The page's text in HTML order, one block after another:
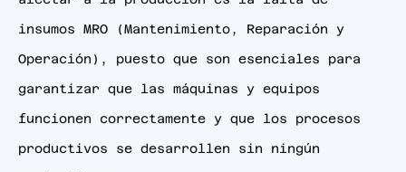
insumos MRO (Mantenimiento, Reparación y
Operación), puesto que son esenciales para
garantizar que las máquinas y equipos
funcionen correctamente y que los procesos
productivos se desarrollen sin ningún